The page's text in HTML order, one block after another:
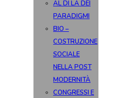
AL DI LÀ DEI
PARADIGMI
BIO –
COSTRUZIONE
SOCIALE
NELLA POST
MODERNITÀ
CONGRESSI E